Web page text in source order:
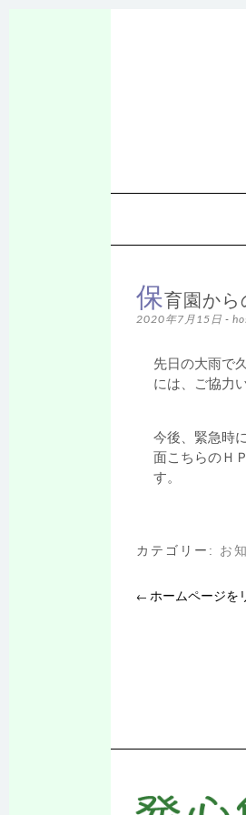
保育園から
2020年7月15日 -
先日の大雨で
には、ご協力
今後、緊急時
面こちらのＨ
カテゴリー: お
← ホームページを